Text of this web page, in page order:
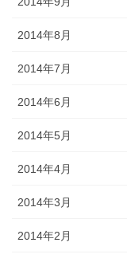
2014年8月
2014年7月
2014年6月
2014年5月
2014年4月
2014年3月
2014年2月